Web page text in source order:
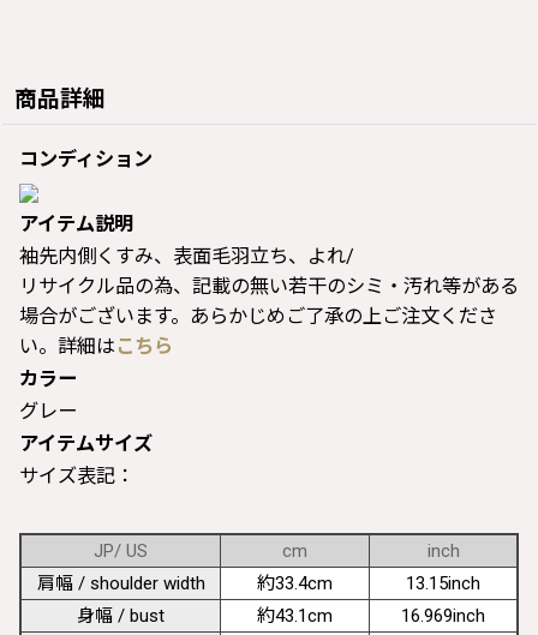
商品詳細
コンディション
アイテム説明
袖先内側くすみ、表面毛羽立ち、よれ/
リサイクル品の為、記載の無い若干のシミ・汚れ等がある
場合がございます。あらかじめご了承の上ご注文くださ
い。詳細は こちら
カラー
グレー
アイテムサイズ
サイズ表記：
JP/ US cm
inch
肩幅 / shoulder width
約33.4cm
13.15inch
身幅 / bust
約43.1cm
16.969inch